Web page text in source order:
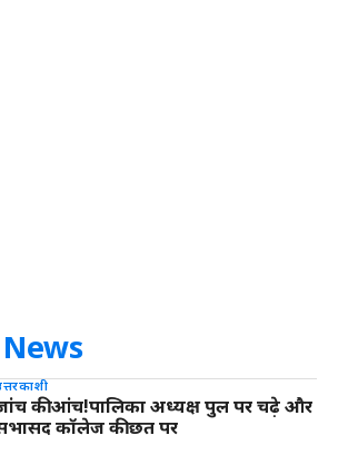
की आंच!पालिका अध्यक्ष पुल पर चढ़े और
कॉलेज की छत पर